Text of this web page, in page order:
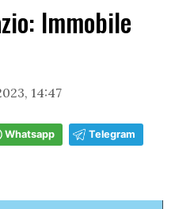
Immobile
14:47
Whatsapp Telegram